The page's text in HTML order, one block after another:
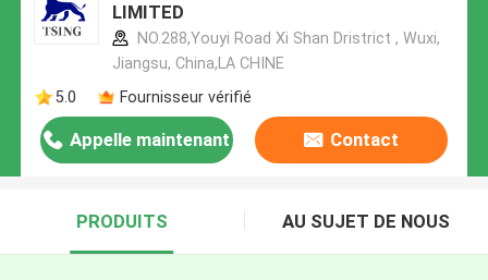
LIMITED
NO.288,Youyi Road Xi Shan Dristrict , Wuxi,
Jiangsu, China,LA CHINE
5.0
Fournisseur vérifié
Appelle maintenant Contact
PRODUITS AU SUJET DE NOUS